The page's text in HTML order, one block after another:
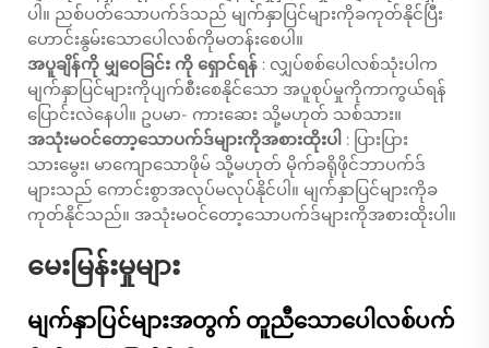
ပါ။ ညစ်ပတ်သောပက်ဒ်သည် မျက်နှာပြင်များကိုခကုတ်နိုင်ပြီး
ဟောင်းနွမ်းသောပေါလစ်ကိုမတန်းစေပါ။
အပူချိန်ကို မျှဝေခြင်း ကို ရှောင်ရန် : လျှပ်စစ်ပေါလစ်သုံးပါက
မျက်နှာပြင်များကိုပျက်စီးစေနိုင်သော အပူစုပ်မှုကိုကာကွယ်ရန်
ပြောင်းလဲနေပါ။ ဥပမာ- ကားဆေး သို့မဟုတ် သစ်သား။
အသုံးမဝင်တော့သောပက်ဒ်များကိုအစားထိုးပါ : ပြားပြား
သားမွေး၊ မာကျောသောဖိုမ် သို့မဟုတ် မိုက်ခရိုဖိုင်ဘာပက်ဒ်
များသည် ကောင်းစွာအလုပ်မလုပ်နိုင်ပါ။ မျက်နှာပြင်များကိုခ
ကုတ်နိုင်သည်။ အသုံးမဝင်တော့သောပက်ဒ်များကိုအစားထိုးပါ။
မေးမြန်းမှုများ
မျက်နှာပြင်များအတွက် တူညီသောပေါလစ်ပက်